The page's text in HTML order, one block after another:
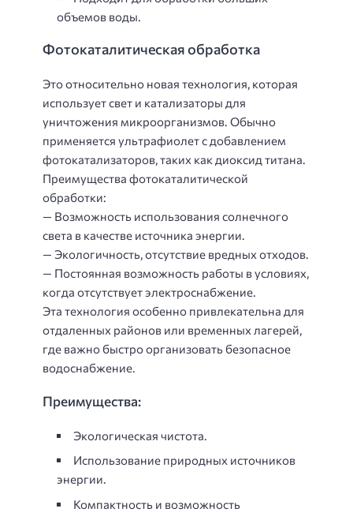
объемов воды.
Фотокаталитическая обработка
Это относительно новая технология, которая
использует свет и катализаторы для
уничтожения микроорганизмов. Обычно
применяется ультрафиолет с добавлением
фотокатализаторов, таких как диоксид титана.
Преимущества фотокаталитической
обработки:
— Возможность использования солнечного
света в качестве источника энергии.
— Экологичность, отсутствие вредных отходов.
— Постоянная возможность работы в условиях,
когда отсутствует электроснабжение.
Эта технология особенно привлекательна для
отдаленных районов или временных лагерей,
где важно быстро организовать безопасное
водоснабжение.
Преимущества:
Экологическая чистота.
Использование природных источников
энергии.
Компактность и возможность